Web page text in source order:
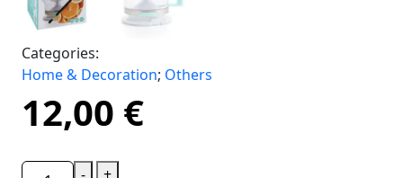
Categories:
Home & Decoration; Others
12,00 €